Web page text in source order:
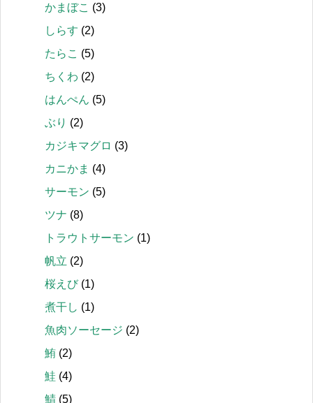
かまぼこ (3)
しらす (2)
たらこ (5)
ちくわ (2)
はんぺん (5)
ぶり (2)
カジキマグロ (3)
カニかま (4)
サーモン (5)
ツナ (8)
トラウトサーモン (1)
帆立 (2)
桜えび(1)
煮干し (1)
魚肉ソーセージ (2)
鮪 (2)
鮭 (4)
鯖 (5)